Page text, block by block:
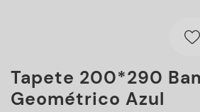
Tapete 200*290
Geométrico Azul